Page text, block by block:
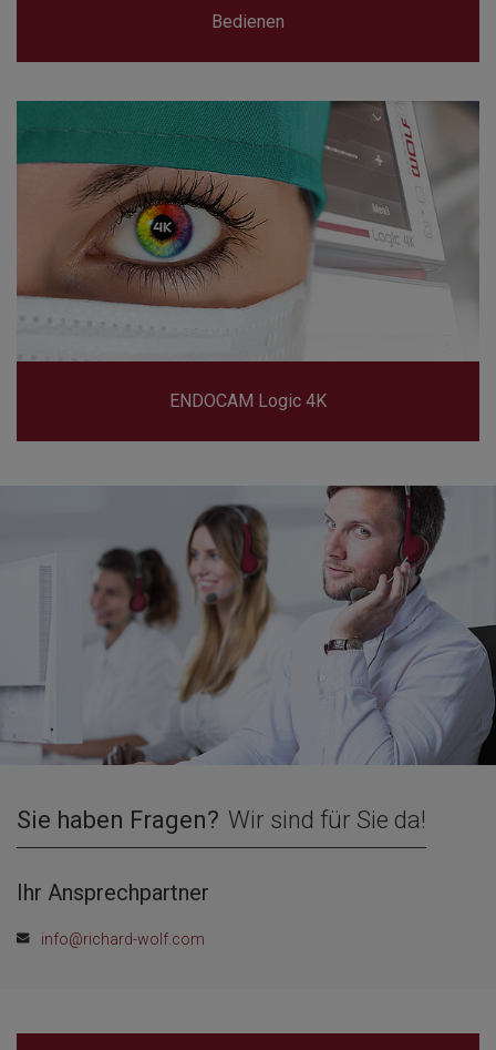
Bedienen
ENDOCAM Logic 4K
Sie haben Fragen? Wir sind für Sie da!
Ihr Ansprechpartner
info@richard-wolf.com